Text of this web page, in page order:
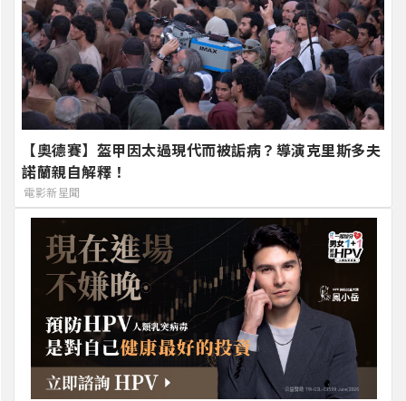
【奧德賽】盔甲因太過現代而被詬病？導演克里斯多夫
諾蘭親自解釋！
電影新星聞